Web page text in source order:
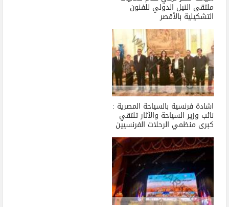
ملتقى النيل الدولي للفنون
التشكيلية بالأقصر
اشادة فرنسية بالسياحة المصرية :
نائب وزير السياحة والآثار تلتقي
كبرى منظمي الرحلات الفرنسيين